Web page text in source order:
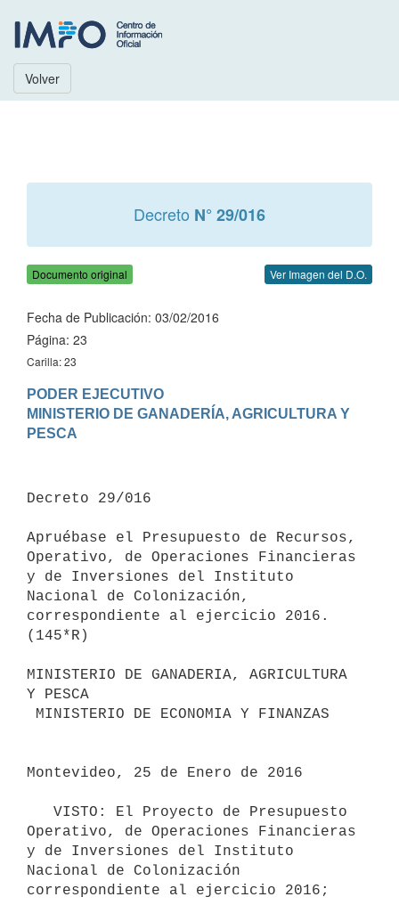
Volver
Decreto N° 29/016
Documento original Ver Imagen del D.O.
Fecha de Publicación: 03/02/2016
Página: 23
Carilla: 23
PODER EJECUTIVO
MINISTERIO DE GANADERÍA, AGRICULTURA Y
Decreto 29/016
Apruébase el Presupuesto de Recursos,
Operativo, de Operaciones Financieras
y de Inversiones del Instituto
Nacional de Colonización,
correspondiente al ejercicio 2016.
(145*R)
MINISTERIO DE GANADERIA, AGRICULTURA
Y PESCA
Montevideo, 25 de Enero de 2016
Operativo, de Operaciones Financieras
y de Inversiones del Instituto
Nacional de Colonización
correspondiente al ejercicio 2016;